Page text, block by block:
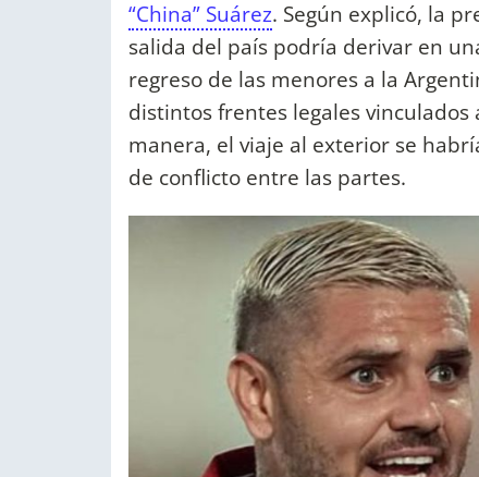
“China” Suárez. Según explicó, la
salida del país podría derivar en
regreso de las menores a la
distintos frentes legales
manera, el viaje al exterior se
de conflicto entre las partes.